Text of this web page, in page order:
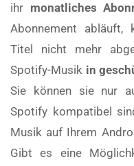
ihr monatliches
Abonnement abläuft,
Titel nicht mehr
Spotify-Musik in
Sie können sie nur
Spotify kompatibel
Musik auf Ihrem
Gibt es eine